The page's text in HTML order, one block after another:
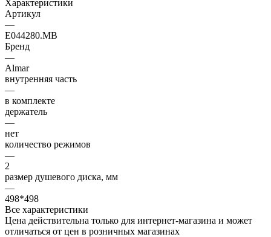
Характеристики
Артикул
—
E044280.MB
Бренд
—
Almar
внутренняя часть
—
в комплекте
держатель
—
нет
количество режимов
—
2
размер душевого диска, мм
—
498*498
Все характеристики
Цена действительна только для интернет-магазина и может
отличаться от цен в розничных магазинах